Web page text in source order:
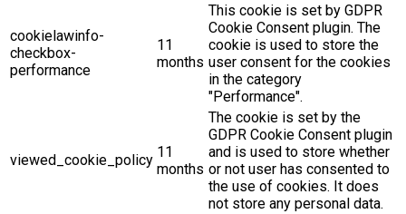
cookielawinfo-
checkbox-
performance
11
months
This cookie is set by GDPR
Cookie Consent plugin. The
cookie is used to store the
user consent for the cookies
in the category
"Performance".
viewed_cookie_policy 11
months
The cookie is set by the
GDPR Cookie Consent plugin
and is used to store whether
or not user has consented to
the use of cookies. It does
not store any personal data.